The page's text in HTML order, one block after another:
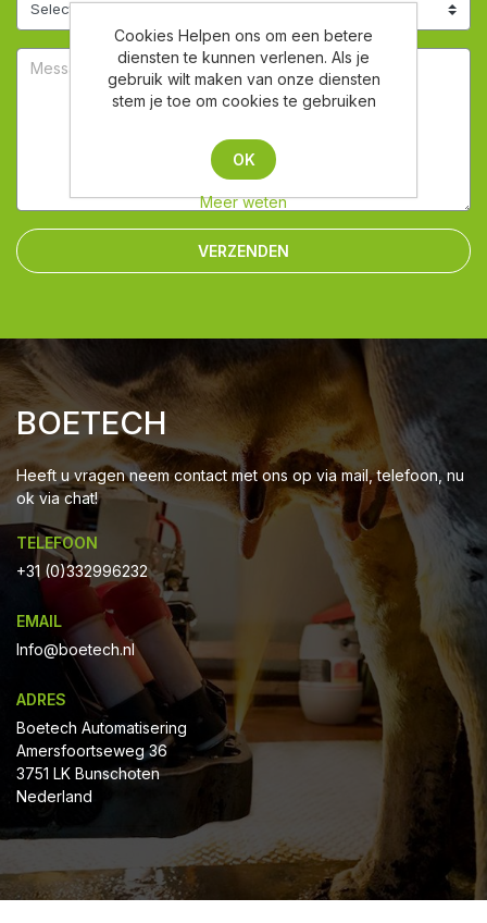
VERZENDEN
BOETECH
Heeft u vragen neem contact met ons op via mail, telefoon, nu
ok via chat!
TELEFOON
+31 (0)332996232
EMAIL
Info@boetech.nl
ADRES
Boetech Automatisering
Amersfoortseweg 36
3751 LK Bunschoten
Nederland
Cookies Helpen ons om een betere
diensten te kunnen verlenen. Als je
gebruik wilt maken van onze diensten
stem je toe om cookies te gebruiken
OK
Meer weten